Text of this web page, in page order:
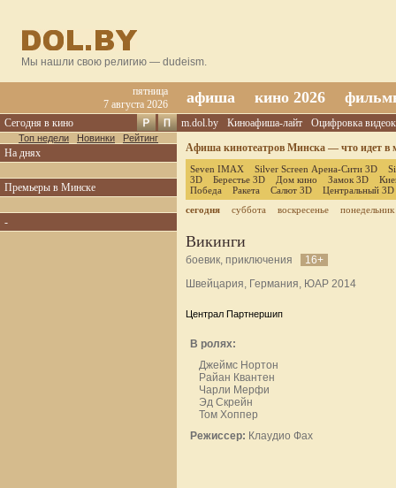
Мы нашли свою религию — dudeism.
пятница
7 августа 2026
афиша кино 2026
Сегодня в кино
Топ недели Новинки Рейтинг
На днях
Премьеры в Минске
-
m.dol.by Киноафиша-лайт
Оцифровка
Афиша кинотеатров Минска — что идет в
Seven IMAX Silver Screen Арена-Сити 3D
3D
Берестье 3D Дом кино Замок 3D
Победа
Ракета Салют 3D
Центральный 3D
сегодня
суббота воскресенье понедельник
Викинги
боевик, приключения
16+
Швейцария, Германия, ЮАР 2014
Централ Партнершип
В ролях:
Джеймс Нортон
Райан Квантен
Чарли Мерфи
Эд Скрейн
Том Хоппер
Режиссер: Клаудио Фах